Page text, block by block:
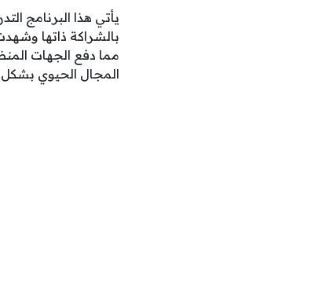
يأتي هذا البرنامج
مما دفع الجهات
المجال الحيوي